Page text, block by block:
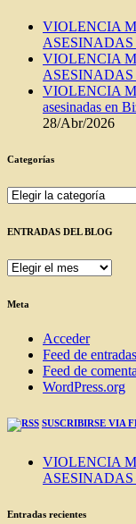
VIOLENCIA
ASESINADAS
VIOLENCIA
VIOLENCIA
asesinadas en
28/Abr/2026
Categorías
Categorías
ENTRADAS DEL BLOG
ENTRADAS
BLOG
Meta
Acceder
Feed de entradas
Feed de
WordPress.org
SUSCRIBIRSE VIA
VIOLENCIA
ASESINADAS
Entradas recientes